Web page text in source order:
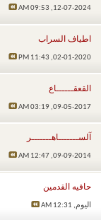
12-07-2024,
09:53 AM
اطياف السراب
02-01-2020,
11:43 PM
القعقــــــاع
09-05-2017,
03:19 AM
آلســـــــاهـــــــر
09-09-2014,
12:47 AM
حافيه القدمين
اليوم, 12:31 AM